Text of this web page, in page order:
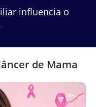
influencia o
de Mama